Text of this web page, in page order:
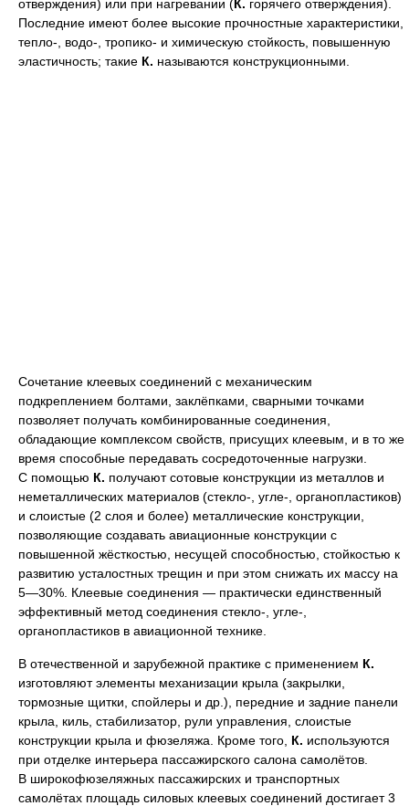
отверждения) или при нагревании (К. горячего отверждения).
Последние имеют более высокие прочностные характеристики,
тепло-, водо-, тропико- и химическую стойкость, повышенную
эластичность; такие К. называются конструкционными.
Сочетание клеевых соединений с механическим
подкреплением болтами, заклёпками, сварными точками
позволяет получать комбинированные соединения,
обладающие комплексом свойств, присущих клеевым, и в то же
время способные передавать сосредоточенные нагрузки.
С помощью К. получают сотовые конструкции из металлов и
неметаллических материалов (стекло-, угле-, органопластиков)
и слоистые (2 слоя и более) металлические конструкции,
позволяющие создавать авиационные конструкции с
повышенной жёсткостью, несущей способностью, стойкостью к
развитию усталостных трещин и при этом снижать их массу на
5—30%. Клеевые соединения — практически единственный
эффективный метод соединения стекло-, угле-,
органопластиков в авиационной технике.
В отечественной и зарубежной практике с применением К.
изготовляют элементы механизации крыла (закрылки,
тормозные щитки, спойлеры и др.), передние и задние панели
крыла, киль, стабилизатор, рули управления, слоистые
конструкции крыла и фюзеляжа. Кроме того, К. используются
при отделке интерьера пассажирского салона самолётов.
В широкофюзеляжных пассажирских и транспортных
самолётах площадь силовых клеевых соединений достигает 3